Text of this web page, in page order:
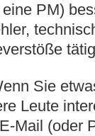
PM)
Sie
Leute
Mail (oder